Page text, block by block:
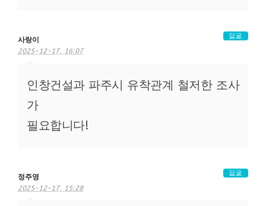
사랑이
2025-12-17, 16:07
인창건설과 파주시 유착관계 철저한 조사
가
필요합니다!
답글
정주영
2025-12-17, 15:28
답글